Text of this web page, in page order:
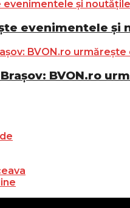
evenimentele și
BVON.ro